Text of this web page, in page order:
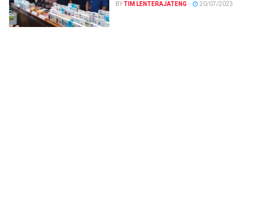
BYTIM LENTERAJATENG 20/07/2023